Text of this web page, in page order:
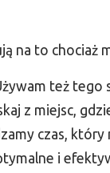
na to chociaż
też
z miejsc,
czas,
i